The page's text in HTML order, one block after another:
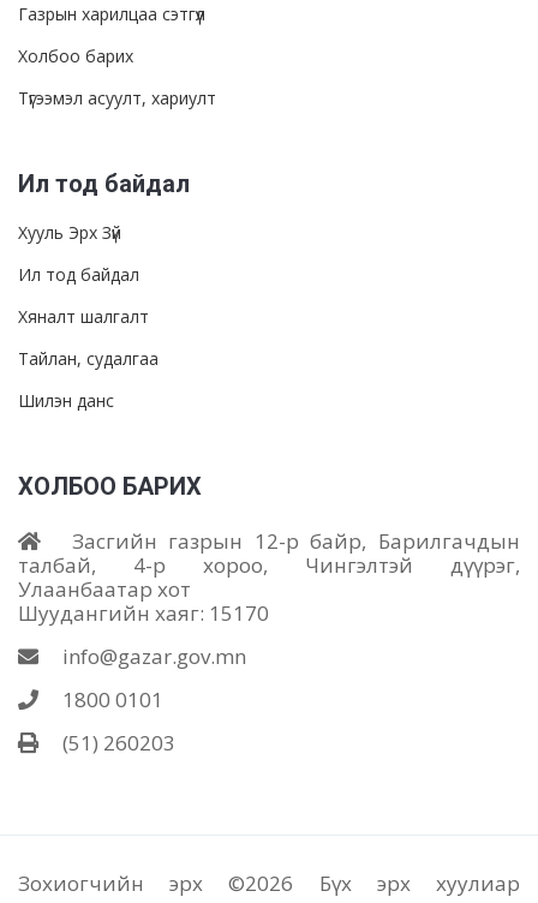
Газрын харилцаа сэтгүүл
Холбоо барих
Түгээмэл асуулт, хариулт
Ил тод байдал
Хууль Эрх Зүй
Ил тод байдал
Хяналт шалгалт
Тайлан, судалгаа
Шилэн данс
ХОЛБОО БАРИХ
Засгийн газрын 12-р байр, Барилгачдын
талбай, 4-р хороо, Чингэлтэй дүүрэг,
Улаанбаатар хот
Шуудангийн хаяг: 15170
info@gazar.gov.mn
1800 0101
(51) 260203
Зохиогчийн эрх ©2026 Бүх эрх хуулиар